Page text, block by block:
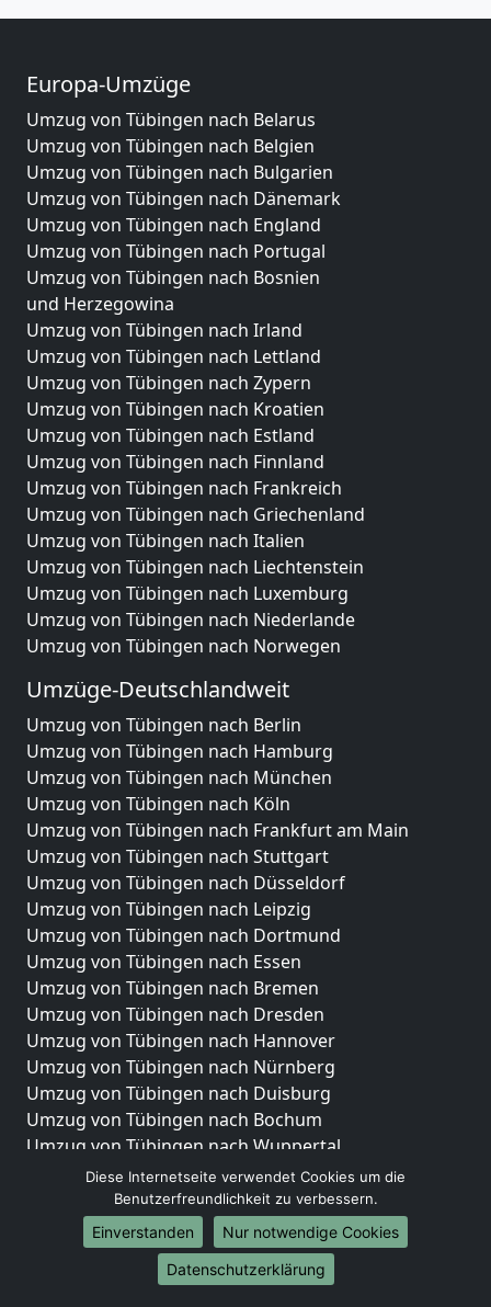
Europa-Umzüge
Umzug von Tübingen nach Belarus
Umzug von Tübingen nach Belgien
Umzug von Tübingen nach Bulgarien
Umzug von Tübingen nach Dänemark
Umzug von Tübingen nach England
Umzug von Tübingen nach Portugal
Umzug von Tübingen nach Bosnien
und Herzegowina
Umzug von Tübingen nach Irland
Umzug von Tübingen nach Lettland
Umzug von Tübingen nach Zypern
Umzug von Tübingen nach Kroatien
Umzug von Tübingen nach Estland
Umzug von Tübingen nach Finnland
Umzug von Tübingen nach Frankreich
Umzug von Tübingen nach Griechenland
Umzug von Tübingen nach Italien
Umzug von Tübingen nach Liechtenstein
Umzug von Tübingen nach Luxemburg
Umzug von Tübingen nach Niederlande
Umzug von Tübingen nach Norwegen
Umzüge-Deutschlandweit
Umzug von Tübingen nach Berlin
Umzug von Tübingen nach Hamburg
Umzug von Tübingen nach München
Umzug von Tübingen nach Köln
Umzug von Tübingen nach Frankfurt am Main
Umzug von Tübingen nach Stuttgart
Umzug von Tübingen nach Düsseldorf
Umzug von Tübingen nach Leipzig
Umzug von Tübingen nach Dortmund
Umzug von Tübingen nach Essen
Umzug von Tübingen nach Bremen
Umzug von Tübingen nach Dresden
Umzug von Tübingen nach Hannover
Umzug von Tübingen nach Nürnberg
Umzug von Tübingen nach Duisburg
Umzug von Tübingen nach Bochum
Umzug von Tübingen nach Wuppertal
Umzug von Tübingen nach Bielefeld
Umzug von Tübingen nach Bonn
Umzug von Tübingen nach Münster
Internationale-Umzüge
Diese Internetseite verwendet Cookies um die
Benutzerfreundlichkeit zu verbessern.
Einverstanden
Nur notwendige Cookies
Datenschutzerklärung